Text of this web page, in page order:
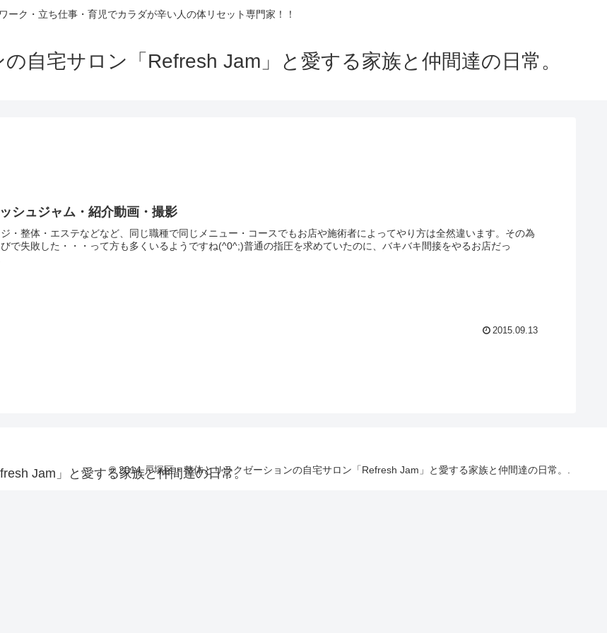
ーク・立ち仕事・育児でカラダが辛い人の体リセット専門家！！
自宅サロン「Refresh Jam」と愛する家族と仲間達の日常。
シュジャム・紹介動画・撮影
・整体・エステなどなど、同じ職種で同じメニュー・コースでもお店や施術者によってやり方は全然違います。その為
で失敗した・・・って方も多くいるようですね(^0^;)普通の指圧を求めていたのに、バキバキ間接をやるお店だっ
2015.09.13
Jam」と愛する家族と仲間達の日常。
© 2014 戸塚区・整体とリラクゼーションの自宅サロン「Refresh Jam」と愛する家族と仲間達の日常。.